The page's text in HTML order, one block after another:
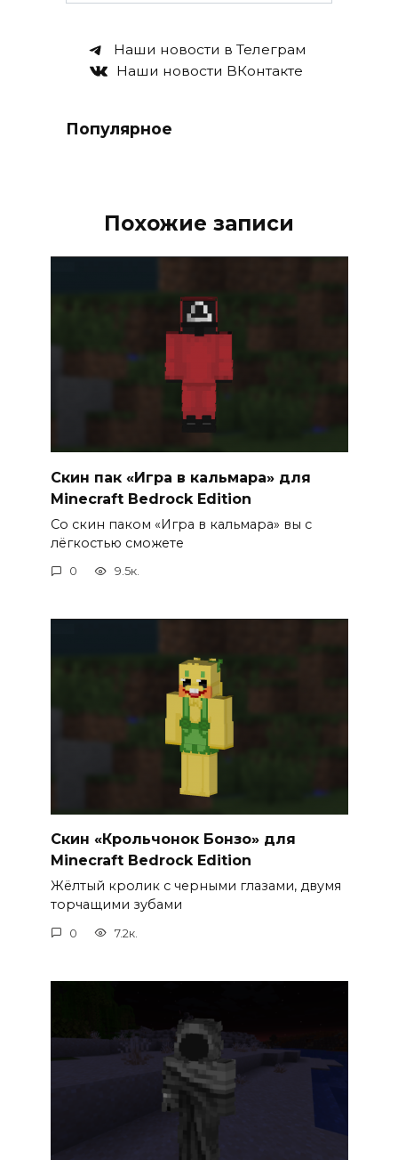
Наши новости в Телеграм
Наши новости ВКонтакте
Популярное
Похожие записи
Скин пак «Игра в кальмара» для
Minecraft Bedrock Edition
Со скин паком «Игра в кальмара» вы с
лёгкостью сможете
0 9.5к.
Скин «Крольчонок Бонзо» для
Minecraft Bedrock Edition
Жёлтый кролик с черными глазами, двумя
торчащими зубами
0 7.2к.